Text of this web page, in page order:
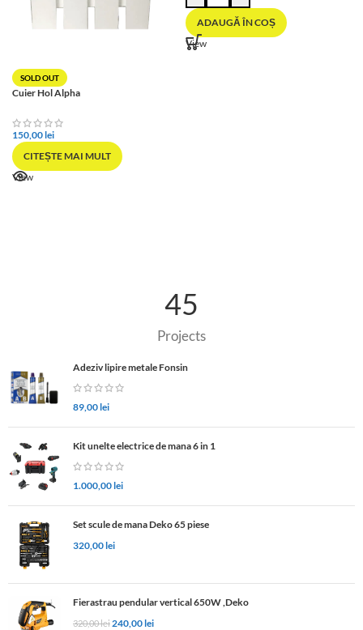
SOLD OUT
Cuier Hol Alpha
150,00lei
CITEȘTE MAI MULT
View
ADAUGĂ ÎN COȘ
View
45
Projects
Adeziv lipire metale Fonsin
89,00lei
Kit unelte electrice de mana 6 in 1
1.000,00lei
Set scule de mana Deko 65 piese
320,00lei
Fierastrau pendular vertical 650W ,Deko
320,00lei 240,00lei